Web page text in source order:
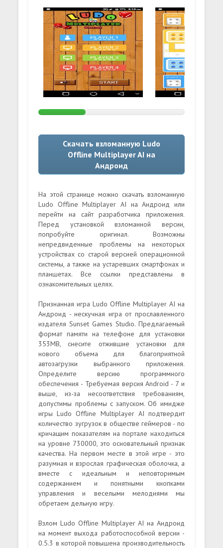
Скачать взломанную Ludo
Offline Multiplayer AI на
Андроид
На этой странице можно скачать взломанную
Ludo Offline Multiplayer AI на Андроид или
перейти на сайт разработчика приложения.
Перед установкой взломанной версии,
попробуйте оригинал. Возможны
непредвиденные проблемы на некоторых
устройствах со старой версией операционной
системы, а также на устаревших смартфонах и
планшетах. Все ссылки представлены в
ознакомительных целях.
Признанная игра Ludo Offline Multiplayer AI на
Андроид - нескучная игра от прославленного
издателя Sunset Games Studio. Предлагаемый
формат памяти на телефоне для установки
353MB, снесите отжившие установки для
нового объема для благоприятной
автозагрузки выбранного приложения.
Определите версию программного
обеспечения - Требуемая версия Android - 7 и
выше, из-за несоответствия требованиям,
допустимы проблемы с запуском. Об имидже
игры Ludo Offline Multiplayer AI подтвердит
количество зугрузок в обществе геймеров - по
кричащим показателям на портале находиться
на уровне 730000, это основательный признак
качества. На первом месте в этой игре - это
разумная и взрослая графическая оболочка, а
вместе с идеальным и неповторимым
содержанием и понятными кнопками
управления и веселыми мелодиями мы
обретаем дельную игру.
Взлом Ludo Offline Multiplayer AI на Андроид
на момент выхода работоспособной версии -
0.5.3 в которой повышена производительность